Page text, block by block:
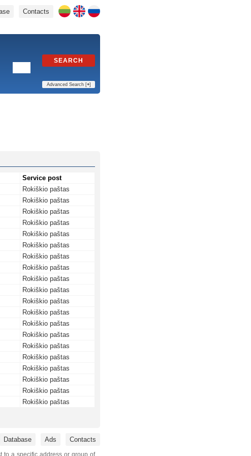
Contacts
SEARCH
Advanced Search [+]
Service post
Rokiškio paštas
Rokiškio paštas
Rokiškio paštas
Rokiškio paštas
Rokiškio paštas
Rokiškio paštas
Rokiškio paštas
Rokiškio paštas
Rokiškio paštas
Rokiškio paštas
Rokiškio paštas
Rokiškio paštas
Rokiškio paštas
Rokiškio paštas
Rokiškio paštas
Rokiškio paštas
Rokiškio paštas
Rokiškio paštas
Rokiškio paštas
Rokiškio paštas
Database Ads Contacts
to a specific address or group of